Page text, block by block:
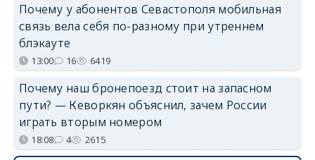
Почему у абонентов Севастополя мобильная
связь вела себя по-разному при утреннем
блэкауте
13:00 16 6419
Почему наш бронепоезд стоит на запасном
пути? — Кеворкян объяснил, зачем России
играть вторым номером
18:08 4 2615